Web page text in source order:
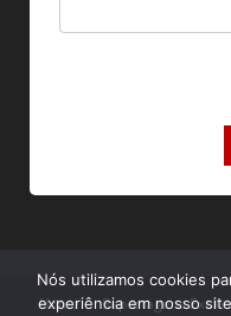
Home Reportagens
Nós utilizamos cookies
experiência em nosso